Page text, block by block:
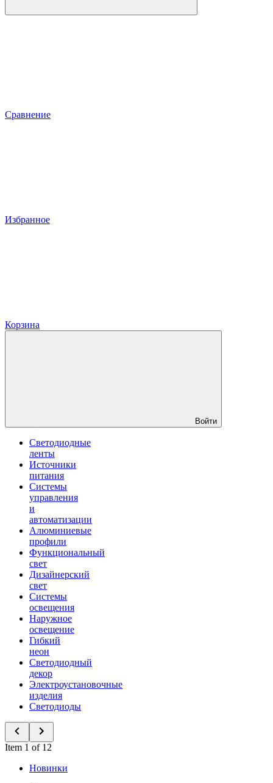
Сравнение
Избранное
Корзина
Войти
Светодиодные
ленты
Источники
питания
Системы
управления
и
автоматизации
Алюминиевые
профили
Функциональный
свет
Дизайнерский
свет
Системы
освещения
Наружное
освещение
Гибкий
неон
Светодиодный
декор
Электроустановочные
изделия
Светодиоды
Item 1 of 12
Новинки